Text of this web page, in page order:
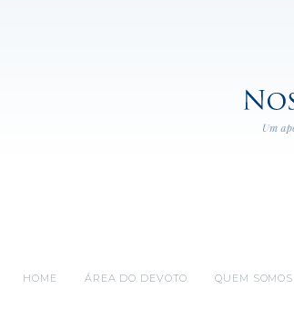
HOME ÁREA DO DEVOTO QUEM SOMOS